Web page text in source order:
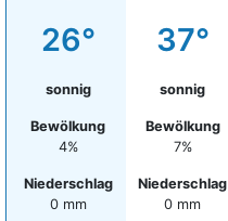
26°
sonnig
Bewölkung
4%
Niederschlag
0 mm
37°
sonnig
Bewölkung
7%
Niederschlag
0 mm